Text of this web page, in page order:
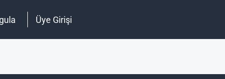
Üye Girişi